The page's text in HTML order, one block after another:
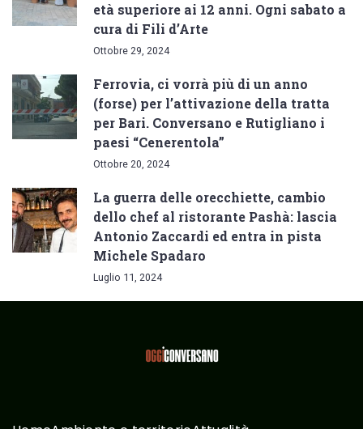
età superiore ai 12 anni. Ogni sabato a
cura di Fili d’Arte
Ottobre 29, 2024
Ferrovia, ci vorrà più di un anno
(forse) per l’attivazione della tratta
per Bari. Conversano e Rutigliano i
paesi “Cenerentola”
Ottobre 20, 2024
La guerra delle orecchiette, cambio
dello chef al ristorante Pashà: lascia
Antonio Zaccardi ed entra in pista
Michele Spadaro
Luglio 11, 2024